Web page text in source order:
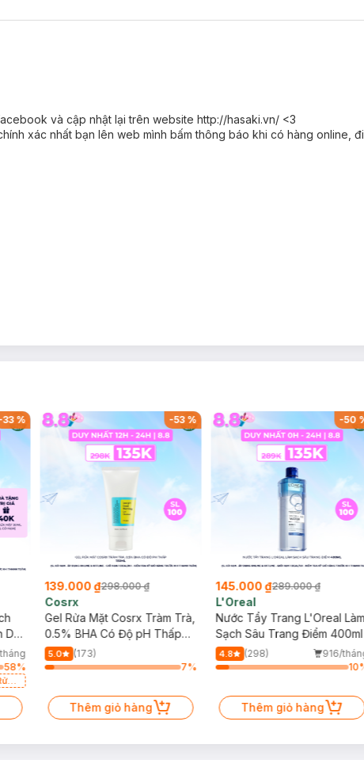
và cập nhật lại trên website http://hasaki.vn/ <3
xác nhất bạn lên web mình bấm thông báo khi có hàng online,
33%
Da
58%
-53%
139.000 ₫298.000 ₫
Cosrx
Gel Rửa Mặt Cosrx Tràm Trà,
0.5% BHA Có Độ pH Thấp
150ml
5.0
(173)
7%
Thêm giỏ hàng
-50
145.000 ₫289.000 ₫
L'Oreal
Nước Tẩy Trang L'Oreal Làm
Sạch Sâu Trang Điểm 400ml
4.8 (298)
916/
10
Thêm giỏ hàng